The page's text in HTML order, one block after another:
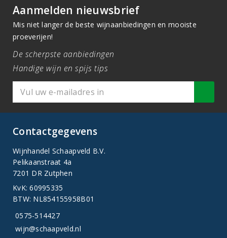
Aanmelden nieuwsbrief
Mis niet langer de beste wijnaanbiedingen en mooiste
proeverijen!
De scherpste aanbiedingen
Handige wijn en spijs tips
Contactgegevens
Wijnhandel Schaapveld B.V.
Pelikaanstraat 4a
7201 DR Zutphen
KvK: 60995335
BTW: NL854155958B01
0575-514427
wijn@schaapveld.nl